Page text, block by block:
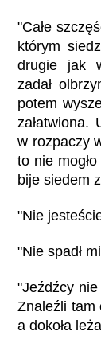
"Całe
którym
drugie jak
zadał
potem
załatwiona.
w rozpaczy
to nie
bije siedem
"Nie
"Nie spadł
"Jeźdźcy
Znaleźli tam
a dokoła